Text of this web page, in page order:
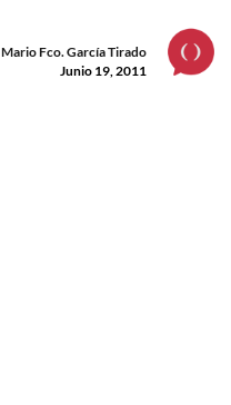
Mario Fco. García Tirado
Junio 19, 2011